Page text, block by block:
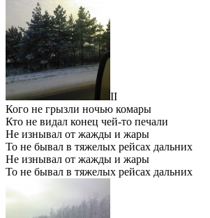
II
Кого не грызли ночью комары
Кто не видал конец чей-то печали
Не изнывал от жажды и жары
То не бывал в тяжелых рейсах дальних
Не изнывал от жажды и жары
То не бывал в тяжелых рейсах дальних